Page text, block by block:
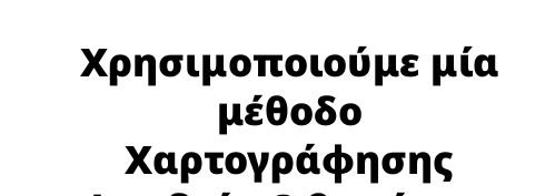
Χρησιμοποιούμε μία
μέθοδο
Χαρτογράφησης